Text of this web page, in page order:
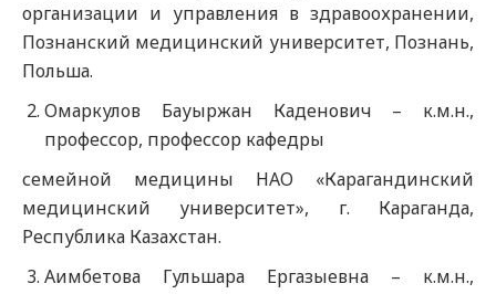
организации и управления в здравоохранении,
Познанский медицинский университет, Познань,
Польша.
Омаркулов Бауыржан Каденович – к.м.н.,
профессор, профессор кафедры
семейной медицины НАО «Карагандинский
медицинский университет», г. Караганда,
Республика Казахстан.
Аимбетова Гульшара Ергазыевна – к.м.н.,